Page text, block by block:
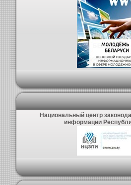
Национальный центр
информации